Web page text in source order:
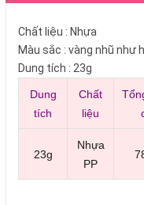
Chất liệu : Nhựa
Màu sắc : vàng nhũ như
Dung tích : 23g
Dung
tích
Chất
liệu
23g
Nhựa
PP